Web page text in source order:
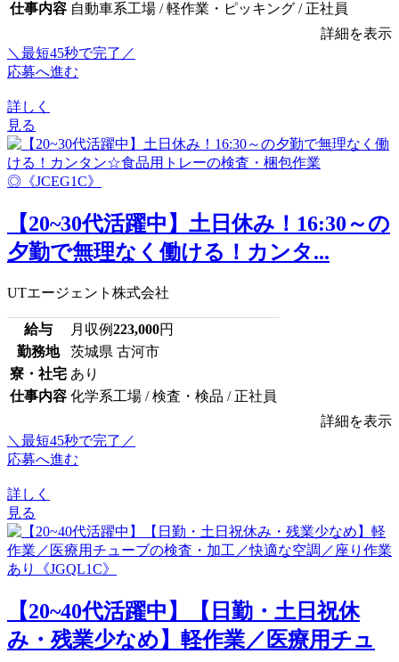
仕事内容 自動車系工場 / 軽作業・ピッキング / 正社員
詳細を表示
＼最短45秒で完了／
応募へ進む
詳しく
見る
【20~30代活躍中】土日休み！16:30～の
夕勤で無理なく働ける！カンタ...
UTエージェント株式会社
給与 月収例223,000円
勤務地
茨城県 古河市
寮・社宅 あり
仕事内容 化学系工場 / 検査・検品 / 正社員
詳細を表示
＼最短45秒で完了／
応募へ進む
詳しく
見る
【20~40代活躍中】【日勤・土日祝休
み・残業少なめ】軽作業／医療用チュ